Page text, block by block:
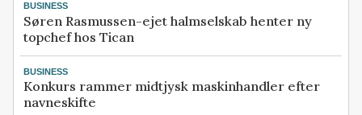
BUSINESS
Søren Rasmussen-ejet halmselskab henter ny
topchef hos Tican
BUSINESS
Konkurs rammer midtjysk maskinhandler efter
navneskifte